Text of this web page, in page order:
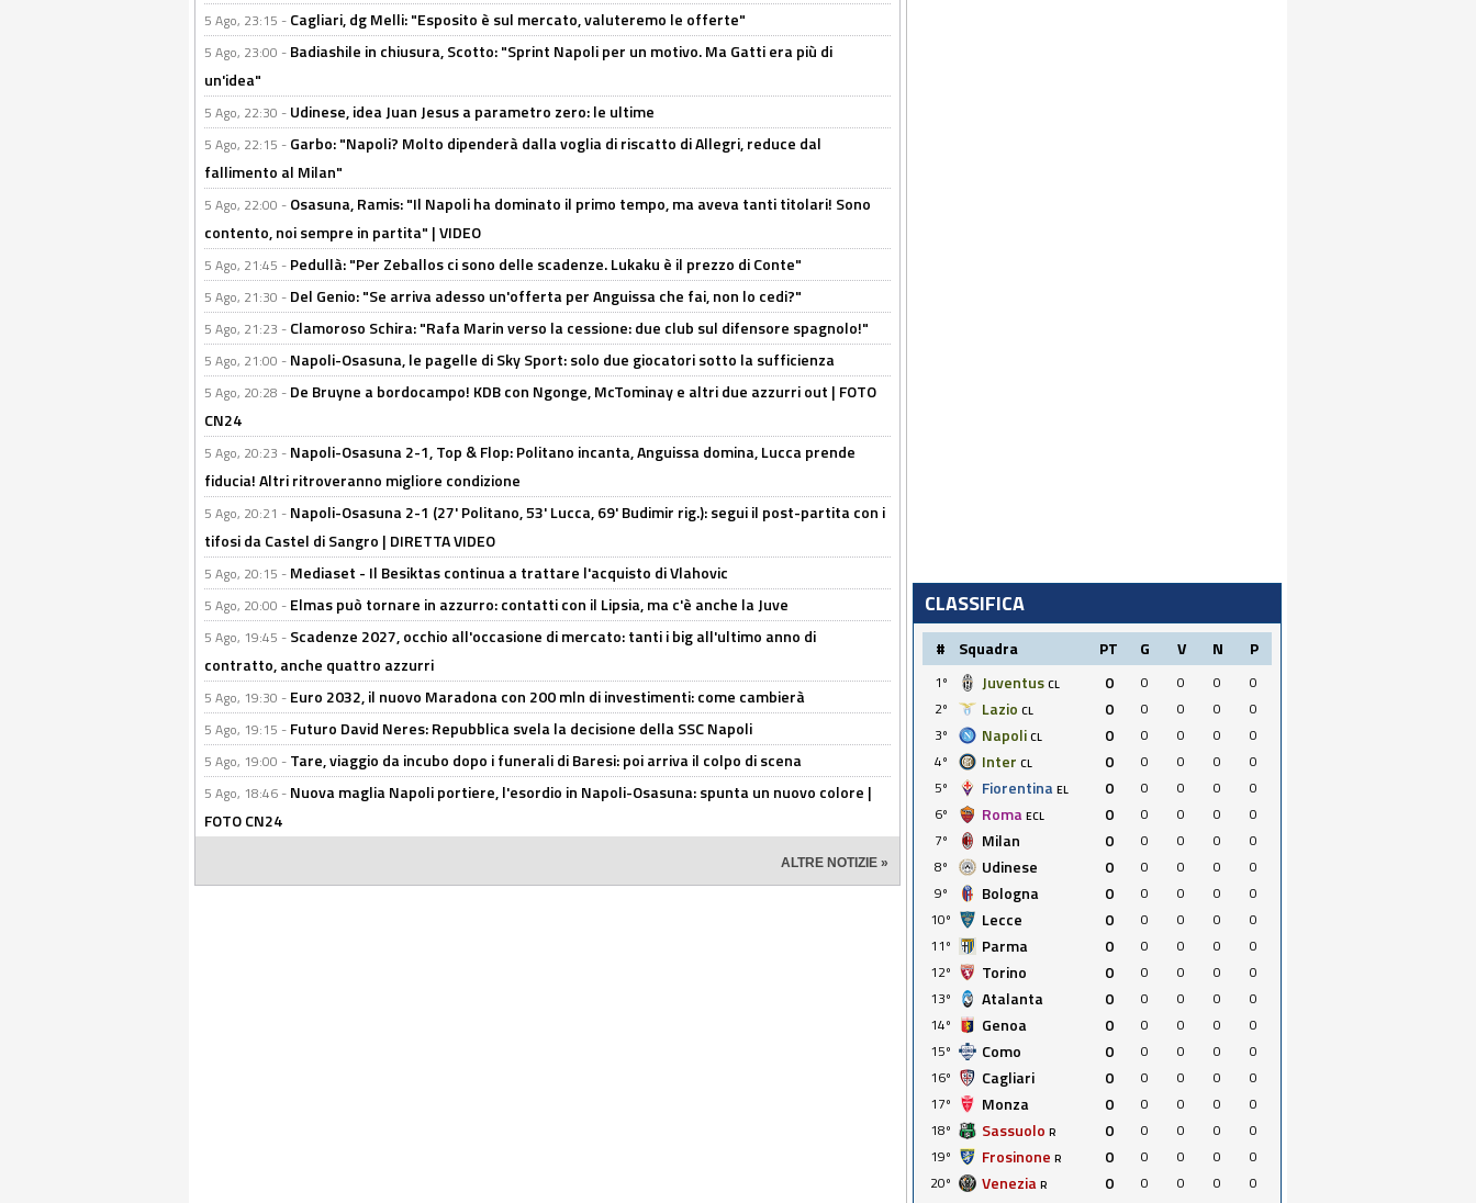
5 Ago, 23:15 - Cagliari, dg Melli: "Esposito è sul mercato, valuteremo le offerte"
5 Ago, 23:00 - Badiashile in chiusura, Scotto: "Sprint Napoli per un motivo. Ma Gatti era più di
un'idea"
5 Ago, 22:30 - Udinese, idea Juan Jesus a parametro zero: le ultime
5 Ago, 22:15 - Garbo: "Napoli? Molto dipenderà dalla voglia di riscatto di Allegri, reduce dal
fallimento al Milan"
5 Ago, 22:00 - Osasuna, Ramis: "Il Napoli ha dominato il primo tempo, ma aveva tanti titolari! Sono
contento, noi sempre in partita" | VIDEO
5 Ago, 21:45 - Pedullà: "Per Zeballos ci sono delle scadenze. Lukaku è il prezzo di Conte"
5 Ago, 21:30 - Del Genio: "Se arriva adesso un'offerta per Anguissa che fai, non lo cedi?"
5 Ago, 21:23 - Clamoroso Schira: "Rafa Marin verso la cessione: due club sul difensore spagnolo!"
5 Ago, 21:00 - Napoli-Osasuna, le pagelle di Sky Sport: solo due giocatori sotto la sufficienza
5 Ago, 20:28 - De Bruyne a bordocampo! KDB con Ngonge, McTominay e altri due azzurri out | FOTO
CN24
5 Ago, 20:23 - Napoli-Osasuna 2-1, Top & Flop: Politano incanta, Anguissa domina, Lucca prende
fiducia! Altri ritroveranno migliore condizione
5 Ago, 20:21 - Napoli-Osasuna 2-1 (27' Politano, 53' Lucca, 69' Budimir rig.): segui il post-partita con i
tifosi da Castel di Sangro | DIRETTA VIDEO
5 Ago, 20:15 - Mediaset - Il Besiktas continua a trattare l'acquisto di Vlahovic
5 Ago, 20:00 - Elmas può tornare in azzurro: contatti con il Lipsia, ma c'è anche la Juve
5 Ago, 19:45 - Scadenze 2027, occhio all'occasione di mercato: tanti i big all'ultimo anno di
contratto, anche quattro azzurri
5 Ago, 19:30 - Euro 2032, il nuovo Maradona con 200 mln di investimenti: come cambierà
5 Ago, 19:15 - Futuro David Neres: Repubblica svela la decisione della SSC Napoli
5 Ago, 19:00 - Tare, viaggio da incubo dopo i funerali di Baresi: poi arriva il colpo di scena
5 Ago, 18:46 - Nuova maglia Napoli portiere, l'esordio in Napoli-Osasuna: spunta un nuovo colore |
FOTO CN24
ALTRE NOTIZIE »
CLASSIFICA
# Squadra PT G V N P
1º Juventus CL 0 0 0 0
0
2º
Lazio CL 0 0 0 0
0
3º
Napoli CL 0 0 0 0
0
4º
Inter CL 0 0 0 0
0
5º
Fiorentina EL 0 0 0 0
0
6º
Roma ECL 0 0 0 0
0
7º
Milan 0 0 0 0
0
8º
Udinese 0 0 0 0
0
9º
Bologna 0 0 0 0
0
10º
Lecce 0 0 0 0
0
11º
Parma 0 0 0 0
0
12º
Torino 0 0 0 0
0
13º
Atalanta 0 0 0 0
0
14º
Genoa 0 0 0 0
0
15º
Como 0 0 0 0
0
16º
Cagliari 0 0 0 0
0
17º
Monza 0 0 0 0
0
18º
Sassuolo R 0 0 0 0
0
19º
Frosinone R 0 0 0 0
0
20º
Venezia R 0 0 0 0 0